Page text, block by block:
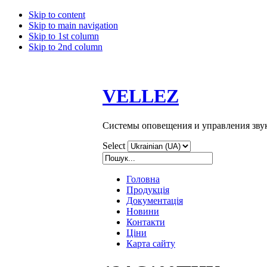
Skip to content
Skip to main navigation
Skip to 1st column
Skip to 2nd column
VELLEZ
Системы оповещения и управления
Select
Головна
Продукція
Документація
Новини
Контакти
Ціни
Карта сайту